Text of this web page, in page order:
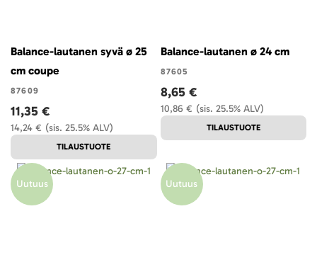
Balance-lautanen syvä ø 25
cm coupe
87609
(sis. 25.5% ALV)
14,24 €
11,35 €
TILAUSTUOTE
Balance-lautanen ø 24 cm
87605
(sis. 25.5% ALV)
10,86 €
8,65 €
TILAUSTUOTE
Uutuus Uutuus